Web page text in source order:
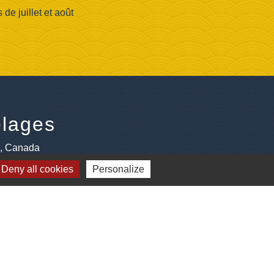
de juillet et août
Canada
all cookies Personalize